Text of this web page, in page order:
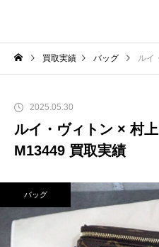
買取実績 バッグ ルイ・
2025.05.30
ルイ・ヴィトン × 村
M13449 買取実績
バッグ